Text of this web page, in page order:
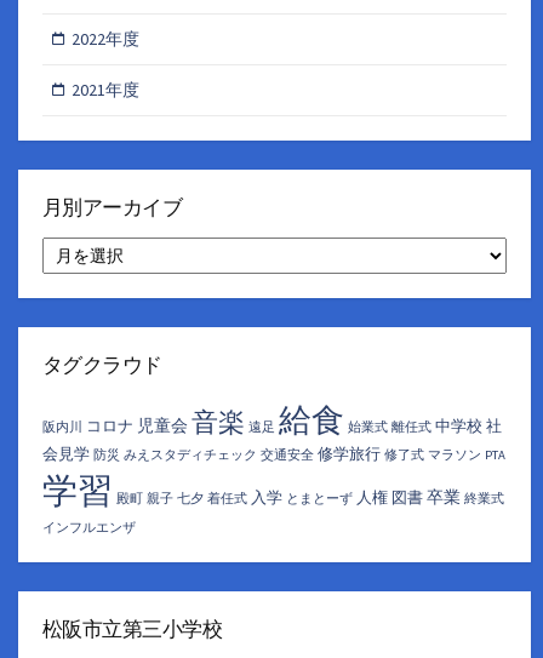
2022年度
2021年度
月別アーカイブ
別
ア
イ
タグクラウド
阪内川 コロナ 児童会 音楽 遠足 給食 始業式 離任式 中学校 社
会見学 防災 みえスタディチェック 交通安全 修学旅行 修了式 マラソン PTA
学習 殿町 親子 七夕 着任式 入学 とまとーず 人権 図書 卒業 終業式
インフルエンザ
松阪市立第三小学校